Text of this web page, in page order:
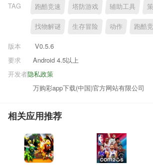
TAG 跑酷竞速 塔防游戏 辅助工具
找物解谜 生存冒险 动作 跑酷
版本
V0.5.6
要求
Android 4.5以上
隐私政策
开发者
万购彩app下载(中国)官方网站有限公司
相关应用推荐